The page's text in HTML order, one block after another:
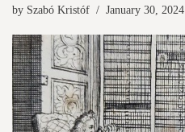
by Szabó Kristóf January 30, 2024